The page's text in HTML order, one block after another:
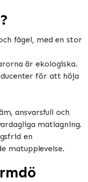
fågel, med en stor
är ekologiska.
för att höja
ansvarsfull och
matlagning.
en
matupplevelse.